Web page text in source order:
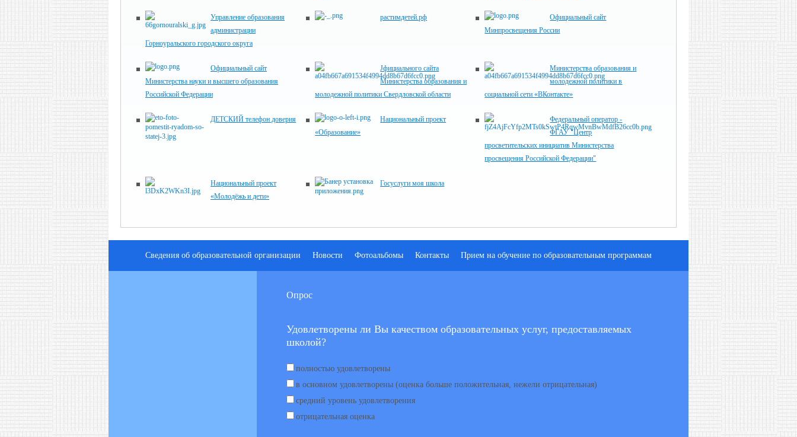
Управление образования
администрации
Горноуральского городского округа
растимдетей.рф
Официальный сайт
Минпросвещения России
Официальный сайт
Министерства науки и высшего образования
Российской Федерации
Jфициального сайта
Министерства образования и
молодежной политики Свердловской области
Министерства образования и
молодежной политики в
социальной сети «ВКонтакте»
ДЕТСКИЙ телефон доверия
Национальный проект
«Образование»
Федеральный оператор -
ФГАУ "Центр
просветительских инициатив Министерства
просвещения Российской Федерации"
Национальный проект
«Молодёжь и дети»
Госуслуги моя школа
Сведения об образовательной организации Новости Фотоальбомы Контакты Прием на обучение по образовательным программам
Опрос
Удовлетворены ли Вы качеством образовательных услуг, предоставляемых
школой?
полностью удовлетворены
в основном удовлетворены (оценка больше положительная, нежели отрицательная)
средний уровень удовлетворения
отрицательная оценка